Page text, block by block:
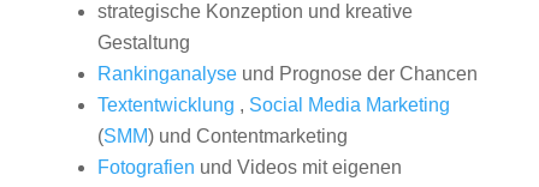
strategische Konzeption und kreative
Gestaltung
Rankinganalyseund Prognose der Chancen
Textentwicklung , Social Media Marketing
(SMM) und Contentmarketing
Fotografien und Videos mit eigenen